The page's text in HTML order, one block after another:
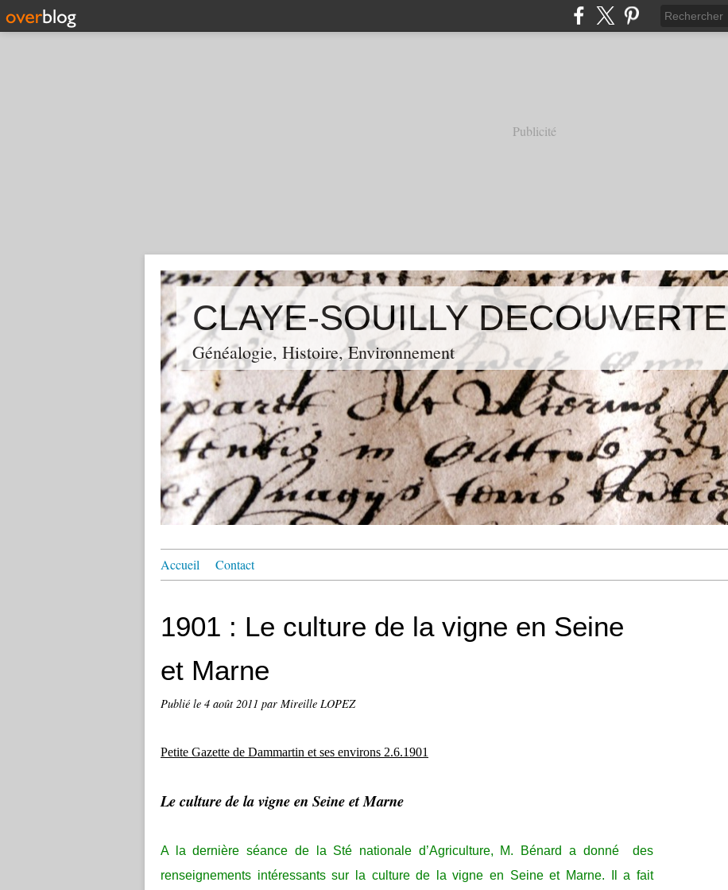
Publicité
CLAYE-SOUILLY DECOUVERTE
Généalogie, Histoire, Environnement
Accueil Contact
1901 : Le culture de la vigne en Seine
et Marne
Publié le 4 août 2011 par Mireille LOPEZ
Petite Gazette de Dammartin et ses environs 2.6.1901
Le culture de la vigne en Seine et Marne
A la dernière séance de la Sté nationale d’Agriculture, M. Bénard a donné
des
renseignements intéressants sur la culture de la vigne en Seine et Marne. Il a fait